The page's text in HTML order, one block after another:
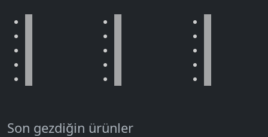
Son gezdiğin ürünler